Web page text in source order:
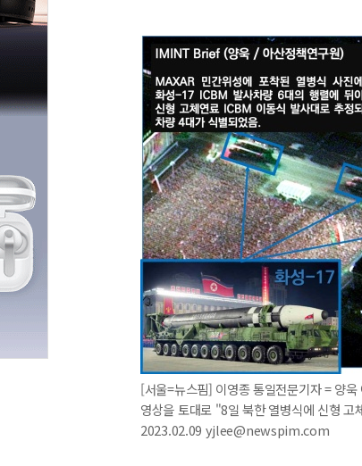
[서울=뉴스핌] 이영종 통일전문기자 = 양
영상을 토대로 "8일 북한 열병식에 신형
2023.02.09 yjlee@newspim.com